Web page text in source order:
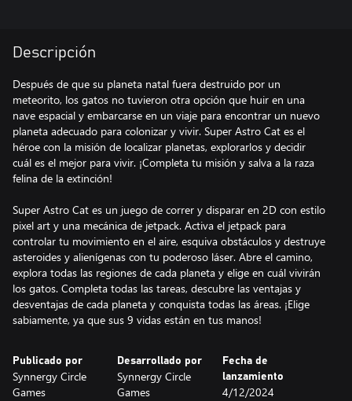
Descripción
Después de que su planeta natal fuera destruido por un
meteorito, los gatos no tuvieron otra opción que huir en una
nave espacial y embarcarse en un viaje para encontrar un nuevo
planeta adecuado para colonizar y vivir. Super Astro Cat es el
héroe con la misión de localizar planetas, explorarlos y decidir
cuál es el mejor para vivir. ¡Completa tu misión y salva a la raza
felina de la extinción!
Super Astro Cat es un juego de correr y disparar en 2D con estilo
pixel art y una mecánica de jetpack. Activa el jetpack para
controlar tu movimiento en el aire, esquiva obstáculos y destruye
asteroides y alienígenas con tu poderoso láser. Abre el camino,
explora todas las regiones de cada planeta y elige en cuál vivirán
los gatos. Completa todas las tareas, descubre las ventajas y
desventajas de cada planeta y conquista todas las áreas. ¡Elige
sabiamente, ya que sus 9 vidas están en tus manos!
Publicado por
Synnergy Circle
Games
Desarrollado por
Synnergy Circle
Games
Fecha de
lanzamiento
4/12/2024